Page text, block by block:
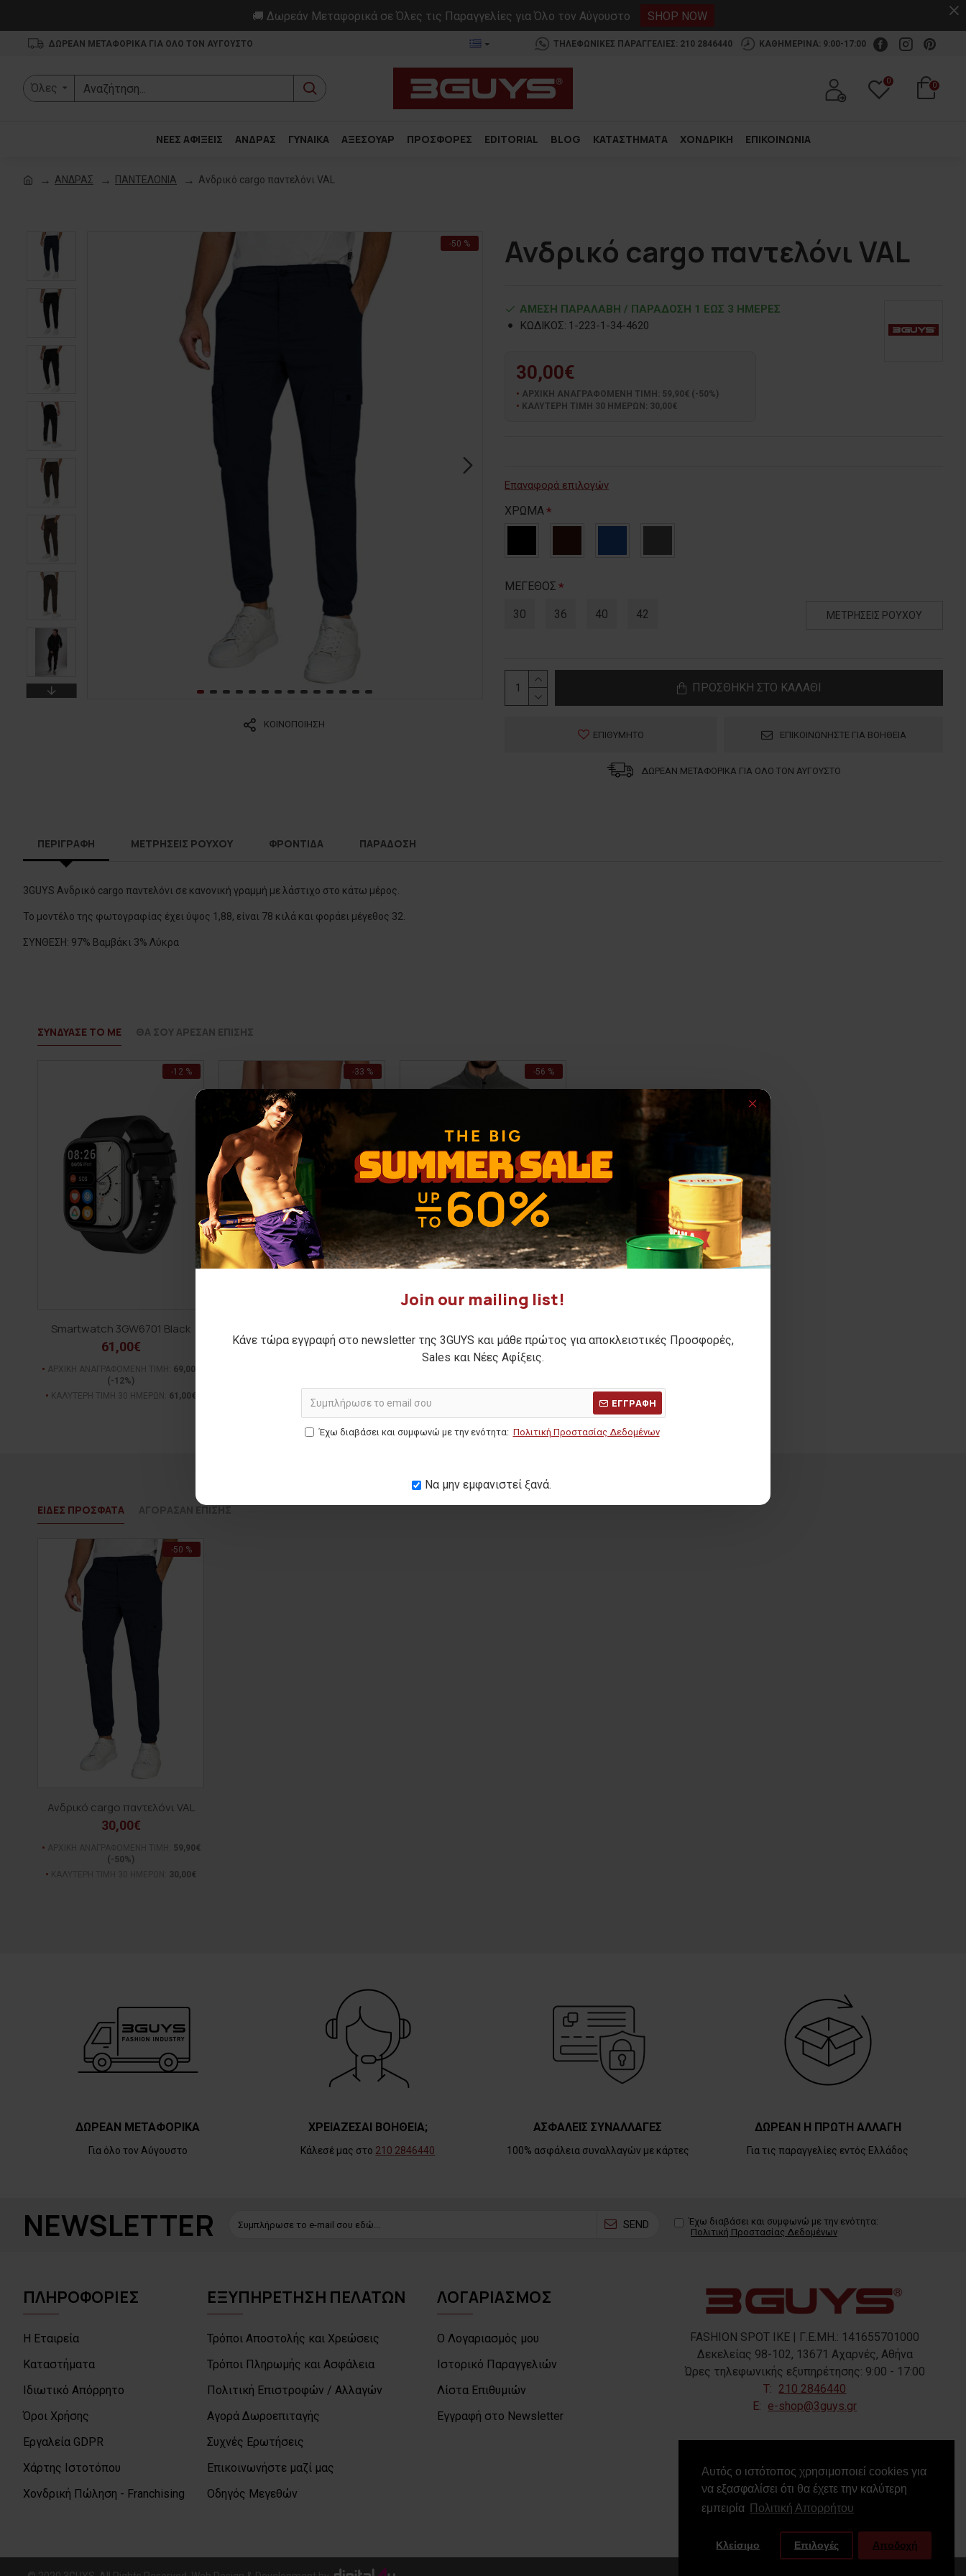
Αυτός ο ιστότοπος χρησιμοποιεί cookies για
να εξασφαλίσει ότι θα έχετε την καλύτερη
εμπειρία Πολιτική Απορρήτου
Κλείσιμο Επιλογές Αποδοχή
Join our mailing list!
Κάνε τώρα εγγραφή στο newsletter της 3GUYS και μάθε πρώτος για αποκλειστικές Προσφορές,
Sales και Νέες Αφίξεις.
ΕΓΓΡΑΦΗ
Έχω διαβάσει και συμφωνώ με την ενότητα: Πολιτική Προστασίας Δεδομένων
Να μην εμφανιστεί ξανά.
🚚 Δωρεάν Μεταφορικά σε Όλες τις Παραγγελίες για Όλο τον Αύγουστο SHOP NOW
ΔΩΡΕΑΝ ΜΕΤΑΦΟΡΙΚΑ ΓΙΑ ΟΛΟ ΤΟΝ ΑΥΓΟΥΣΤΟ ΤΗΛΕΦΩΝΙΚΕΣ ΠΑΡΑΓΓΕΛΙΕΣ: 210 2846440 ΚΑΘΗΜΕΡΙΝΑ: 9:00-17:00
Όλες
0 0
ΝΕΕΣ ΑΦΙΞΕΙΣ ΑΝΔΡΑΣ ΓΥΝΑΙΚΑ ΑΞΕΣΟΥΑΡ ΠΡΟΣΦΟΡΕΣ EDITORIAL BLOG ΚΑΤΑΣΤΗΜΑΤΑ ΧΟΝΔΡΙΚΗ ΕΠΙΚΟΙΝΩΝΙΑ
ΑΝΔΡΑΣ ΠΑΝΤΕΛΟΝΙΑ Ανδρικό cargo παντελόνι VAL
-50 %
ΚΟΙΝΟΠΟΙΗΣΗ
Ανδρικό cargo παντελόνι VAL
ΑΜΕΣΗ ΠΑΡΑΛΑΒΗ / ΠΑΡΑΔOΣΗ 1 ΕΩΣ 3 ΗΜΕΡΕΣ
ΚΩΔΙΚΟΣ: 1-223-1-34-4620
30,00€
ΑΡΧΙΚΗ ΑΝΑΓΡΑΦΟΜΕΝΗ ΤΙΜΗ: 59,90€ (-50%)
ΚΑΛΥΤΕΡΗ ΤΙΜΗ 30 ΗΜΕΡΩΝ: 30,00€
Επαναφορά επιλογών
ΧΡΩΜΑ
ΜΕΓΕΘΟΣ
30 36 40 42 ΜΕΤΡΗΣΕΙΣ ΡΟΥΧΟΥ
ΠΡΟΣΘΗΚΗ ΣΤΟ ΚΑΛΑΘΙ
ΕΠΙΘΥΜΗΤΟ ΕΠΙΚΟΙΝΩΝΗΣΤΕ ΓΙΑ ΒΟΗΘΕΙΑ
ΔΩΡΕΑΝ ΜΕΤΑΦΟΡΙΚΑ ΓΙΑ ΟΛΟ ΤΟΝ ΑΥΓΟΥΣΤΟ
ΠΕΡΙΓΡΑΦΗ ΜΕΤΡΗΣΕΙΣ ΡΟΥΧΟΥ ΦΡΟΝΤΙΔΑ ΠΑΡΑΔΟΣΗ
3GUYS Ανδρικό cargo παντελόνι σε κανονική γραμμή με λάστιχο στο κάτω μέρος.
Το μοντέλο της φωτογραφίας έχει ύψος 1,88, είναι 78 κιλά και φοράει μέγεθος 32.
ΣΥΝΘΕΣΗ: 97% Βαμβάκι 3% Λύκρα
ΣΥΝΔΥΑΣΕ ΤΟ ΜΕ ΘΑ ΣΟΥ ΑΡΕΣΑΝ ΕΠΙΣΗΣ
-12 %
Smartwatch 3GW6701 Black
61,00€
ΑΡΧΙΚΗ ΑΝΑΓΡΑΦΟΜΕΝΗ ΤΙΜΗ:
69,00€
(-12%)
ΚΑΛΥΤΕΡΗ ΤΙΜΗ 30 ΗΜΕΡΩΝ:
61,00€
-33 %
8,00€
-56 %
20,00€
ΕΙΔΕΣ ΠΡΟΣΦΑΤΑ
-50 %
Ανδρικό cargo παντελόνι VAL
30,00€
59,90€
(-50%)
30,00€
ΔΩΡΕΑΝ ΜΕΤΑΦΟΡΙΚΑ
Για όλο τον Αύγουστο
ΧΡΕΙΑΖΕΣΑΙ ΒΟΗΘΕΙΑ;
Κάλεσέ μας στο 210 2846440
ΑΣΦΑΛΕΙΣ ΣΥΝΑΛΛΑΓΕΣ
100% ασφάλεια συναλλαγών με κάρτες
ΔΩΡΕΑΝ Η ΠΡΩΤΗ ΑΛΛΑΓΗ
Για τις παραγγελίες εντός Ελλάδος
NEWSLETTER SEND
Έχω διαβάσει και συμφωνώ με την ενότητα:
Πολιτική Προστασίας Δεδομένων
ΠΛΗΡΟΦΟΡΙΕΣ
Η Εταιρεία
Καταστήματα
Ιδιωτικό Απόρρητο
Όροι Χρήσης
Εργαλεία GDPR
Χάρτης Ιστοτόπου
Χονδρική Πώληση - Franchising
ΕΞΥΠΗΡΕΤΗΣΗ ΠΕΛΑΤΩΝ
Τρόποι Αποστολής και Χρεώσεις
Τρόποι Πληρωμής και Ασφάλεια
Πολιτική Επιστροφών / Αλλαγών
Αγορά Δωροεπιταγής
Συχνές Ερωτήσεις
Επικοινωνήστε μαζί μας
Οδηγός Μεγεθών
ΛΟΓΑΡΙΑΣΜΟΣ
Ο Λογαριασμός μου
Ιστορικό Παραγγελιών
Λίστα Επιθυμιών
Εγγραφή στο Newsletter
FASHION SPOT IKE | Γ.Ε.ΜΗ.: 141655701000
Δεκελείας 98-102, 13671 Αχαρνές, Αθήνα
Ώρες τηλεφωνικής εξυπηρέτησης: 9:00 - 17:00
T: 210 2846440
E: e-shop@3guys.gr